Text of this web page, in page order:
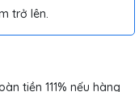
trở lên.
tiền 111% nếu hàng